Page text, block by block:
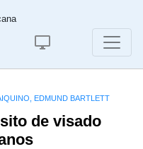
EDMUND BARTLETT
de visado